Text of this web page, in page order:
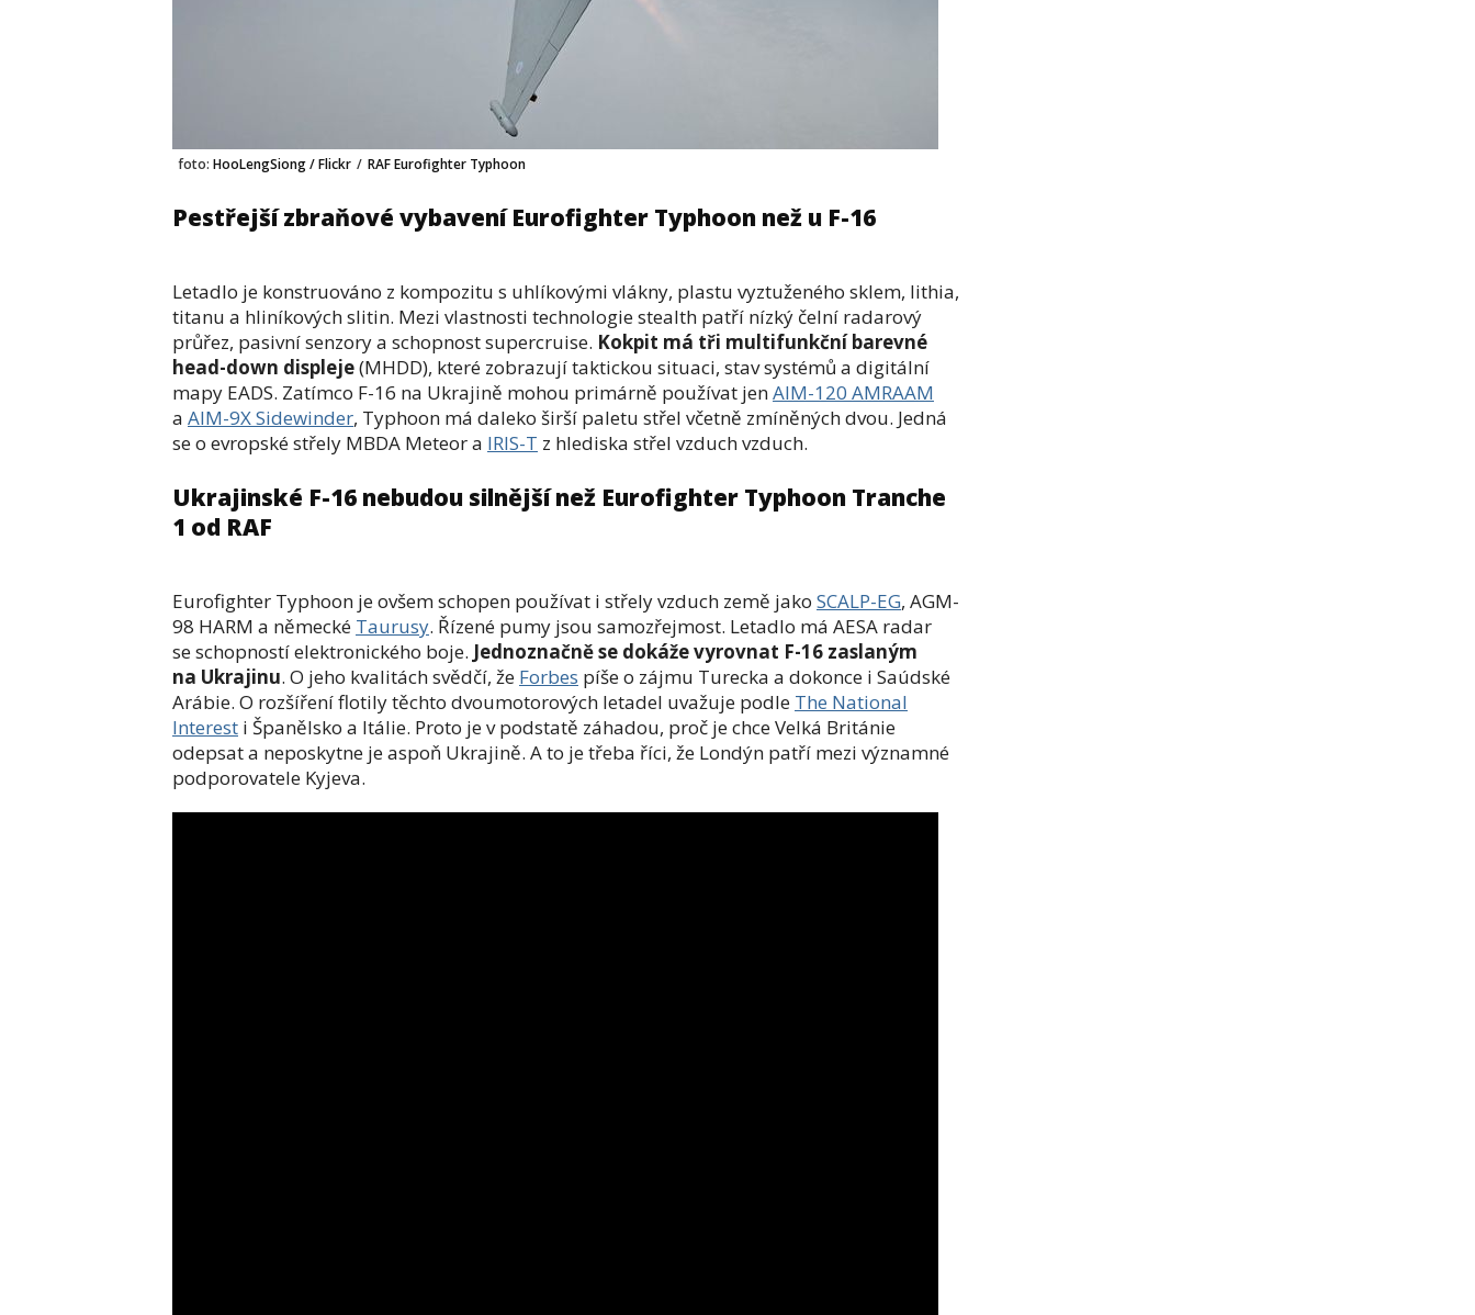
foto: HooLengSiong / Flickr / RAF Eurofighter Typhoon
Pestřejší zbraňové vybavení Eurofighter Typhoon než u F-16
Letadlo je konstruováno z kompozitu s uhlíkovými vlákny, plastu vyztuženého sklem, lithia,
titanu a hliníkových slitin. Mezi vlastnosti technologie stealth patří nízký čelní radarový
průřez, pasivní senzory a schopnost supercruise. Kokpit má tři multifunkční barevné
head-down displeje(MHDD), které zobrazují taktickou situaci, stav systémů a digitální
mapy EADS. Zatímco F-16 na Ukrajině mohou primárně používat jenAIM-120 AMRAAM
a AIM-9X Sidewinder, Typhoon má daleko širší paletu střel včetně zmíněných dvou. Jedná
se o evropské střely MBDA Meteor a IRIS-T z hlediska střel vzduch vzduch.
Ukrajinské F-16 nebudou silnější než Eurofighter Typhoon Tranche
1 od RAF
Eurofighter Typhoon je ovšem schopen používat i střely vzduch země jako SCALP-EG, AGM-
98 HARM a německé Taurusy. Řízené pumy jsou samozřejmost. Letadlo má AESA radar
se schopností elektronického boje. Jednoznačně se dokáže vyrovnat F-16 zaslaným
na Ukrajinu. O jeho kvalitách svědčí, že Forbes píše o zájmu Turecka a dokonce i Saúdské
Arábie. O rozšíření flotily těchto dvoumotorových letadel uvažuje podle The National
Interest i Španělsko a Itálie. Proto je v podstatě záhadou, proč je chce Velká Británie
odepsat a neposkytne je aspoň Ukrajině. A to je třeba říci, že Londýn patří mezi významné
podporovatele Kyjeva.